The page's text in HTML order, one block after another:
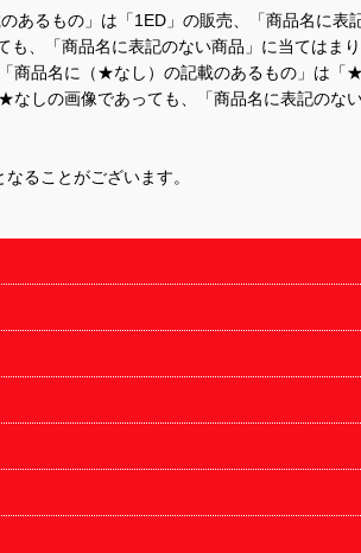
るもの」は「1ED」の販売、「商品名に
、「商品名に表記のない商品」に当てはまり
品名に（★なし）の記載のあるもの」は
しの画像であっても、「商品名に表記のな
ることがございます。